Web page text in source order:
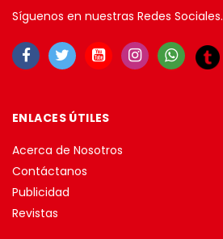
Síguenos en nuestras Redes Sociales.
ENLACES ÚTILES
Acerca de Nosotros
Contáctanos
Publicidad
Revistas